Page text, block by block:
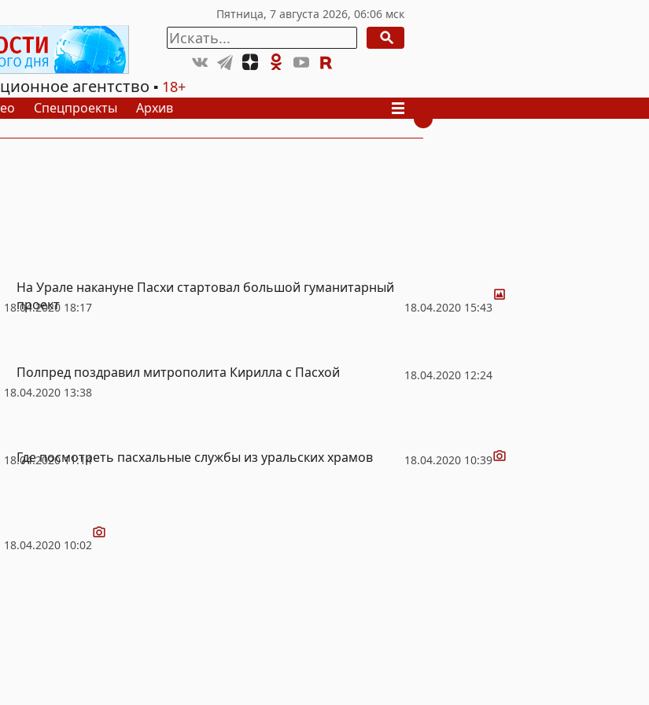
агентство
18+
Спецпроекты Архив
18.04.2020 18:17 18.04.2020 15:43
На Урале накануне Пасхи стартовал большой гуманитарный
проект
18.04.2020 13:38
18.04.2020 12:24
Полпред поздравил митрополита Кирилла с Пасхой
18.04.2020 11:14 18.04.2020 10:39
Где посмотреть пасхальные службы из уральских храмов Видео
18.04.2020 10:02